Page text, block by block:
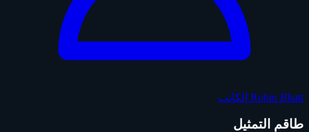
Robin Bhatt الكاتب
طاقم التمثيل